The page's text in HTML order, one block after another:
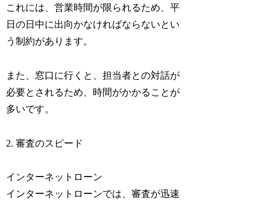
これには、営業時間が限られるため、平
日の日中に出向かなければならないとい
う制約があります。
また、窓口に行くと、担当者との対話が
必要とされるため、時間がかかることが
多いです。
2. 審査のスピード
インターネットローン
インターネットローンでは、審査が迅速